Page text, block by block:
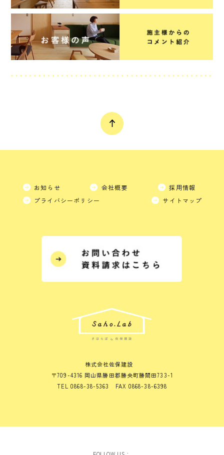
お知らせ 会社概要
採用情報
プライバシーポリシー
サイトマップ
株式会社佐保建設
〒709-4316 岡山県勝田郡勝央町勝間田733-1
TEL 0868-38-5363 FAX 0868-38-6398